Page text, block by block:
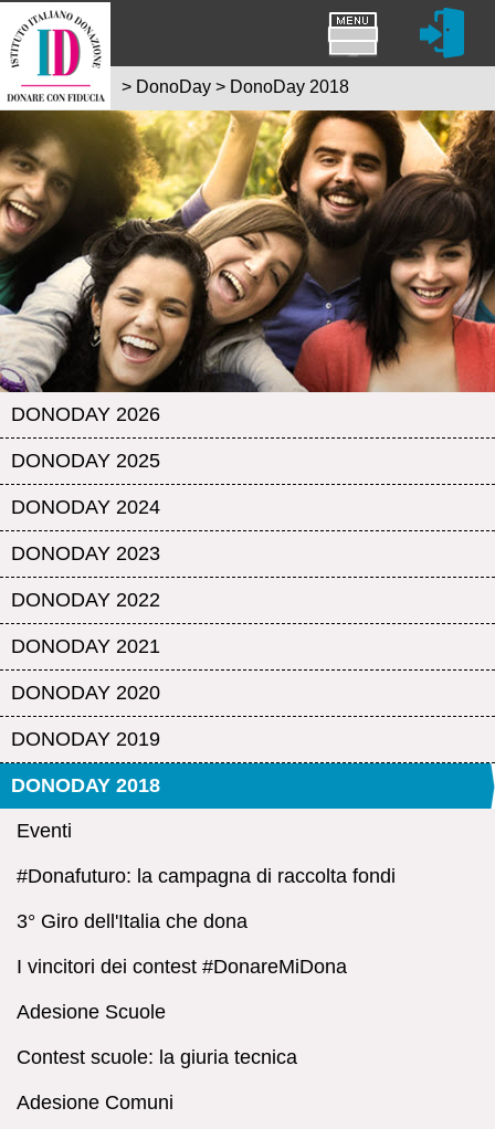
DONODAY 2026
DONODAY 2025
DONODAY 2024
DONODAY 2023
DONODAY 2022
DONODAY 2021
DONODAY 2020
DONODAY 2019
DONODAY 2018
Eventi
#Donafuturo: la campagna di raccolta fondi
3° Giro dell'Italia che dona
I vincitori dei contest #DonareMiDona
Adesione Scuole
Contest scuole: la giuria tecnica
Adesione Comuni
> DonoDay > DonoDay 2018